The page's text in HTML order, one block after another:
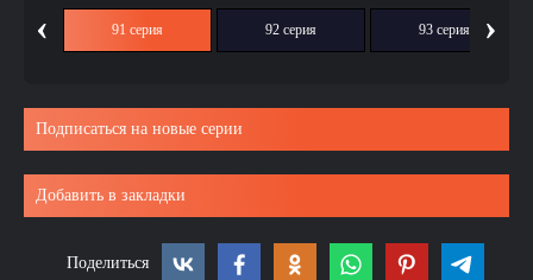
‹ 91 серия 92 серия 93 серия ›
Подписаться на новые серии
Добавить в закладки
Поделиться